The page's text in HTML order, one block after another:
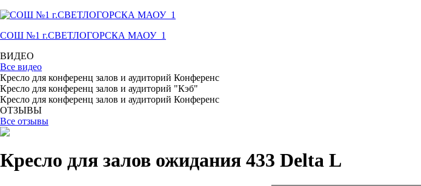
СОШ №1 г.СВЕТЛОГОРСКА МАОУ_1
ВИДЕО
Все видео
Кресло для конференц залов и аудиторий Конференс
Кресло для конференц залов и аудиторий "Кэб"
Кресло для конференц залов и аудиторий Конференс
ОТЗЫВЫ
Все отзывы
Кресло для залов ожидания 433 Delta L